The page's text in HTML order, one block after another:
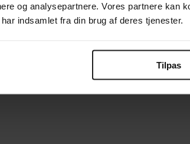
og analysepartnere. Vores partnere kan
indsamlet fra din brug af deres tjenester.
Tilpas
Betalingsmuligheder